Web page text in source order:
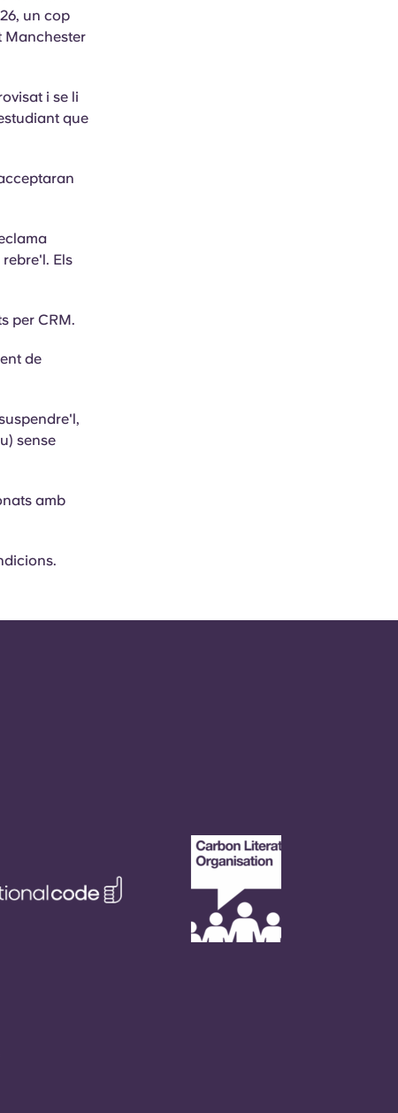
un cop
Manchester
i se li
que
Els
per CRM.
de
sense
amb